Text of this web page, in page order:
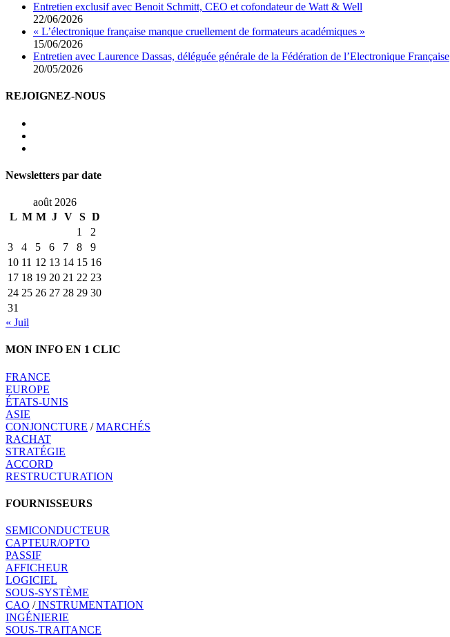
Entretien exclusif avec Benoit Schmitt, CEO et cofondateur de Watt & Well
22/06/2026
« L’électronique française manque cruellement de formateurs académiques »
15/06/2026
Entretien avec Laurence Dassas, déléguée générale de la Fédération de l’Electronique Française
20/05/2026
REJOIGNEZ-NOUS
Newsletters par date
août 2026
L M M J V S D
1
2
3
4 5 6 7 8
9
10 11 12 13 14 15 16
17 18 19 20 21 22 23
24 25 26 27 28 29 30
31
« Juil
MON INFO EN 1 CLIC
FRANCE
EUROPE
ÉTATS-UNIS
ASIE
CONJONCTURE /MARCHÉS
RACHAT
STRATÉGIE
ACCORD
RESTRUCTURATION
FOURNISSEURS
SEMICONDUCTEUR
CAPTEUR/OPTO
PASSIF
AFFICHEUR
LOGICIEL
SOUS-SYSTÈME
CAO /INSTRUMENTATION
INGÉNIERIE
SOUS-TRAITANCE